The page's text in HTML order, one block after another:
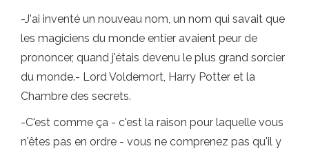
-J'ai inventé un nouveau nom, un nom qui savait que
les magiciens du monde entier avaient peur de
prononcer, quand j'étais devenu le plus grand sorcier
du monde.- Lord Voldemort, Harry Potter et la
Chambre des secrets.
-C'est comme ça - c'est la raison pour laquelle vous
n'êtes pas en ordre - vous ne comprenez pas qu'il y